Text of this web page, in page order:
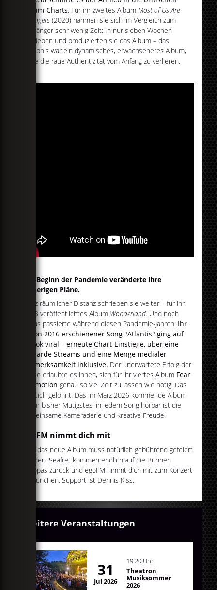
Album-Charts. Für ihr zweites AlbumMost of Us Are
Strangers (2020) nahmen sie sich im Vergleich zum
Vorgänger sehr wenig Zeit: In nur sieben Wochen
schrieben und produzierten sie das Album – das
Ergebnis war ein dynamisches, erwachseneres Album,
ohne die raue Authentizität vom Anfang zu verlieren.
Der Beginn der Pandemie veränderte ihre
bisherigen Pläne.
Trotz räumlicher Distanz schrieben sie weiter – für ihr
2023 veröffentlichtes Album Wonderland. Und noch
etwas passierte während diesen Pandemie-Jahren: Ihr
schon 2016 erschienener Song "Atlantis" ging auf
TikTok viral – erneute Chart-Einstiege, über eine
Milliarde Streams und eine Menge medialer
Aufmerksamkeit inklusive. Der unerwartete Erfolg der
Single erlaubte es ihnen, sich für ihr viertes Album Fear
of Emotion genau so viel Zeit zu lassen wie nötig. Das
hat sich gelohnt: Das im März 2026 kommende Album
ist ihr bisher Mutigstes, in jedem Song hörbar ist die
gemeinsame Kameraderie und kreative Freude.
egoFM nimmt dich mit
Und das neue Album muss natürlich gebührend gefeiert
werden: Seafret kommen endlich auf die Bühnen
Europas zurück und egoFM nimmt dich mit zum Konzert
in München. Support ist Dennis Kiss.
Weitere Veranstaltungen
31
Jul 2026
19:20 Uhr
Theatron
Musiksommer
2026